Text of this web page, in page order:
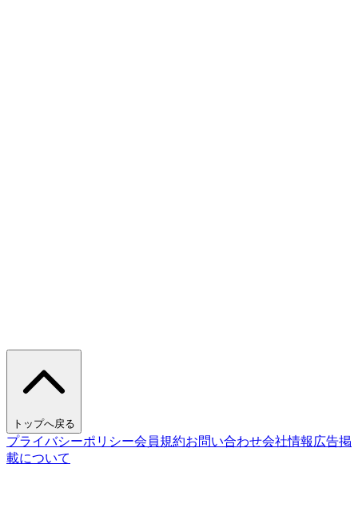
トップへ戻る
プライバシーポリシー会員規約お問い合わせ会社情報広告掲
載について